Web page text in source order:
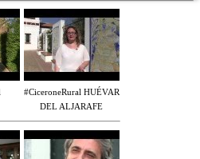
#CiceroneRural HUÉVAR
DEL ALJARAFE